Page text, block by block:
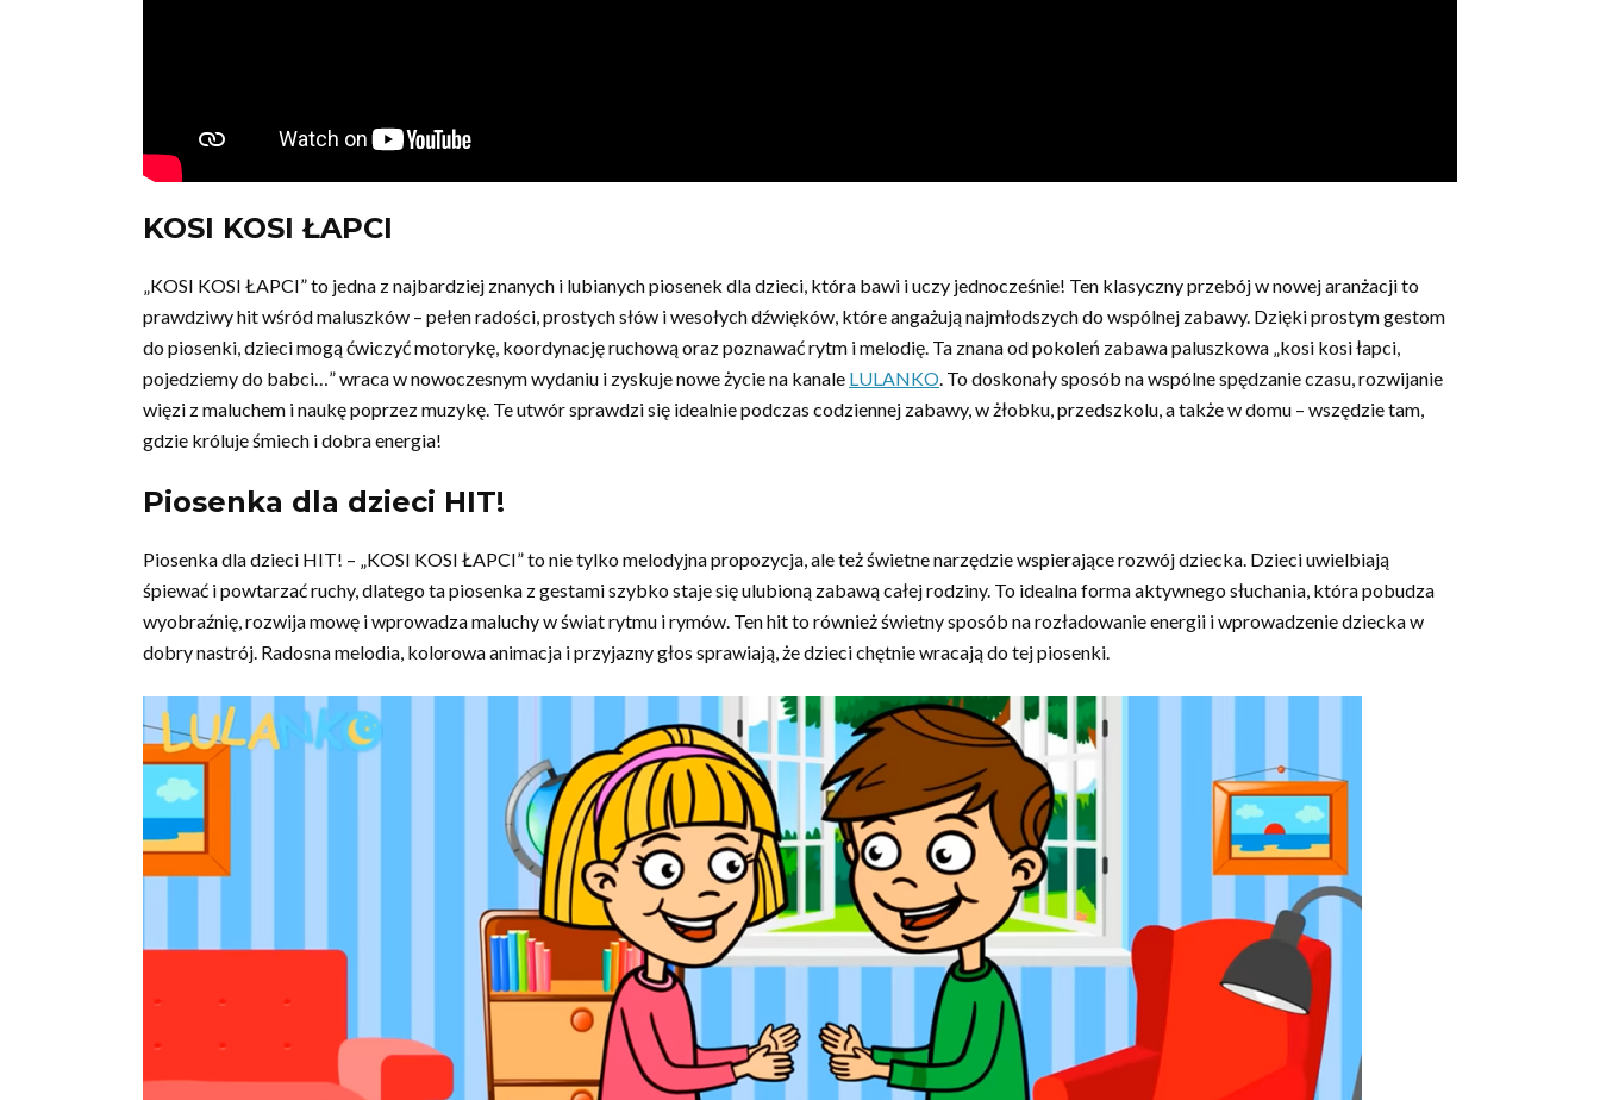
KOSI KOSI ŁAPCI
„KOSI KOSI ŁAPCI” to jedna z najbardziej znanych i lubianych piosenek dla dzieci, która bawi i uczy jednocześnie! Ten klasyczny przebój w nowej aranżacji to
prawdziwy hit wśród maluszków – pełen radości, prostych słów i wesołych dźwięków, które angażują najmłodszych do wspólnej zabawy. Dzięki prostym gestom
do piosenki, dzieci mogą ćwiczyć motorykę, koordynację ruchową oraz poznawać rytm i melodię. Ta znana od pokoleń zabawa paluszkowa „kosi kosi łapci,
pojedziemy do babci…” wraca w nowoczesnym wydaniu i zyskuje nowe życie na kanale LULANKO. To doskonały sposób na wspólne spędzanie czasu, rozwijanie
więzi z maluchem i naukę poprzez muzykę. Te utwór sprawdzi się idealnie podczas codziennej zabawy, w żłobku, przedszkolu, a także w domu – wszędzie tam,
gdzie króluje śmiech i dobra energia!
Piosenka dla dzieci HIT!
Piosenka dla dzieci HIT! – „KOSI KOSI ŁAPCI” to nie tylko melodyjna propozycja, ale też świetne narzędzie wspierające rozwój dziecka. Dzieci uwielbiają
śpiewać i powtarzać ruchy, dlatego ta piosenka z gestami szybko staje się ulubioną zabawą całej rodziny. To idealna forma aktywnego słuchania, która pobudza
wyobraźnię, rozwija mowę i wprowadza maluchy w świat rytmu i rymów. Ten hit to również świetny sposób na rozładowanie energii i wprowadzenie dziecka w
dobry nastrój. Radosna melodia, kolorowa animacja i przyjazny głos sprawiają, że dzieci chętnie wracają do tej piosenki.